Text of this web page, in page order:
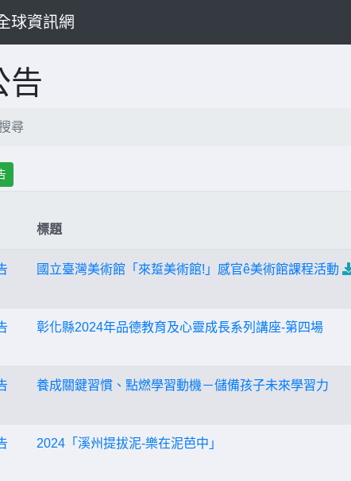
球資訊網
告
尋
標題
國立臺灣美術館「來踅美術館!」感官ê美術館課程活動
彰化縣2024年品德教育及心靈成長系列講座-第四場
養成關鍵習慣、點燃學習動機－儲備孩子未來學習力
2024「溪州提拔泥-樂在泥芭中」